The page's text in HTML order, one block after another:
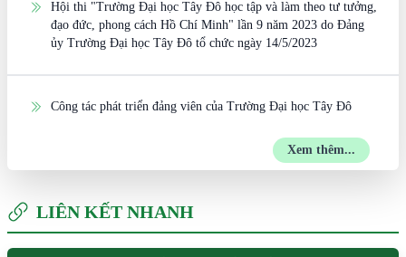
Hội thi "Trường Đại học Tây Đô học tập và làm theo tư tưởng,
đạo đức, phong cách Hồ Chí Minh" lần 9 năm 2023 do Đảng
ủy Trường Đại học Tây Đô tổ chức ngày 14/5/2023
Công tác phát triển đảng viên của Trường Đại học Tây Đô
Xem thêm...
LIÊN KẾT NHANH